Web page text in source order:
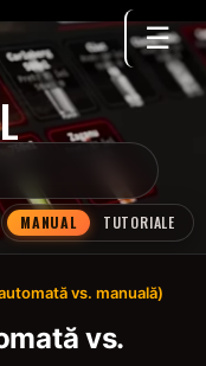
☰
MANUAL TUTORIALE
vs. manuală)
vs.